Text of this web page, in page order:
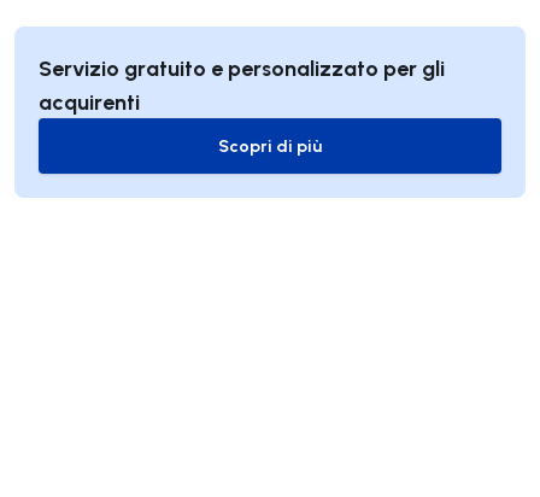
Servizio gratuito e personalizzato per gli
acquirenti
Scopri di più
Scopri di più